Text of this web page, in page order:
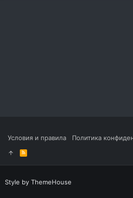
Условия и правила Политика
R
S
S
Style by ThemeHouse